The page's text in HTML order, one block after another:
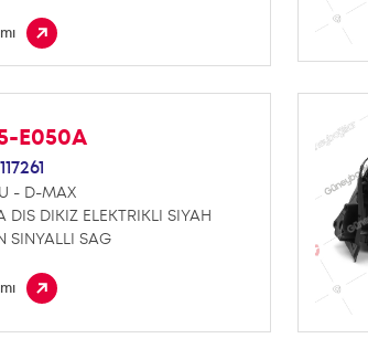
E050A
- D-MAX
DIS DIKIZ ELEKTRIKLI SIYAH
SINYALLI SAG